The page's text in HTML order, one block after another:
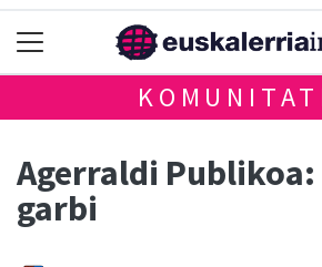
Agerraldi
garbi